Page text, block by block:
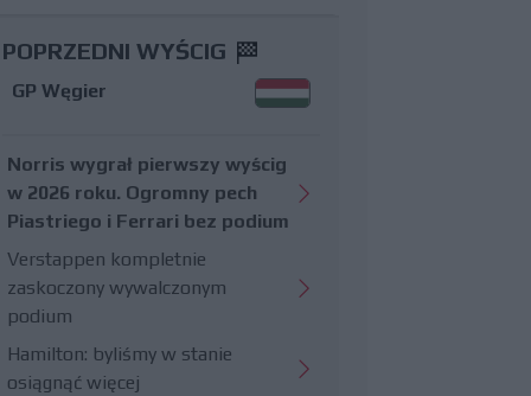
POPRZEDNI WYŚCIG
GP Węgier
Norris wygrał pierwszy wyścig
w 2026 roku. Ogromny pech
Piastriego i Ferrari bez podium
Verstappen kompletnie
zaskoczony wywalczonym
podium
Hamilton: byliśmy w stanie
osiągnąć więcej